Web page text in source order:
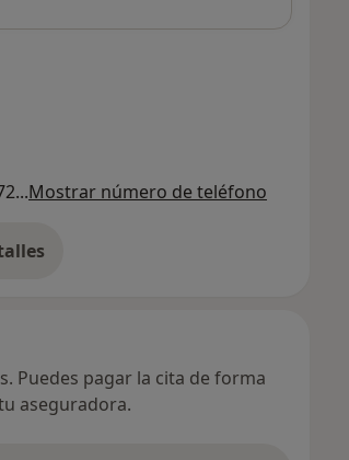
Mostrar número de teléfono
dirección
Puedes pagar la cita de forma
aseguradora.